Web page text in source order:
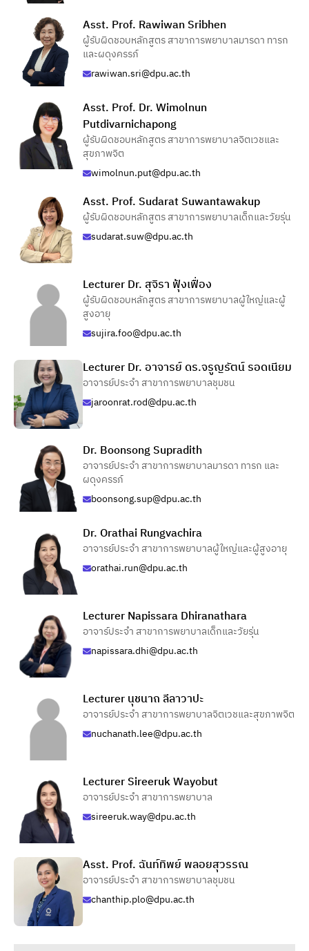
Asst. Prof. Rawiwan Sribhen
ผู้รับผิดชอบหลักสูตร สาขาการพยาบาลมารดา ทารก
และผดุงครรภ์
rawiwan.sri@dpu.ac.th
Asst. Prof. Dr. Wimolnun
Putdivarnichapong
ผู้รับผิดชอบหลักสูตร สาขาการพยาบาลจิตเวชและ
สุขภาพจิต
wimolnun.put@dpu.ac.th
Asst. Prof. Sudarat Suwantawakup
ผู้รับผิดชอบหลักสูตร สาขาการพยาบาลเด็กและวัยรุ่น
sudarat.suw@dpu.ac.th
Lecturer Dr. สุจิรา ฟุ้งเฟื่อง
ผู้รับผิดชอบหลักสูตร สาขาการพยาบาลผู้ใหญ่และผู้
สูงอายุ
sujira.foo@dpu.ac.th
Lecturer Dr. อาจารย์ ดร.จรูญรัตน์ รอดเนียม
อาจารย์ประจำ สาขาการพยาบาลชุมชน
jaroonrat.rod@dpu.ac.th
Dr. Boonsong Supradith
อาจารย์ประจำ สาขาการพยาบาลมารดา ทารก และ
ผดุงครรภ์
boonsong.sup@dpu.ac.th
Dr. Orathai Rungvachira
อาจารย์ประจำ สาขาการพยาบาลผู้ใหญ่และผู้สูงอายุ
orathai.run@dpu.ac.th
Lecturer Napissara Dhiranathara
อาจาร์ประจำ สาขาการพยาบาลเด็กและวัยรุ่น
napissara.dhi@dpu.ac.th
Lecturer นุชนาถ ลีลาวาปะ
อาจารย์ประจำ สาขาการพยาบาลจิตเวชและสุขภาพจิต
nuchanath.lee@dpu.ac.th
Lecturer Sireeruk Wayobut
อาจารย์ประจำ สาขาการพยาบาล
sireeruk.way@dpu.ac.th
Asst. Prof. ฉันท์ทิพย์ พลอยสุวรรณ
อาจารย์ประจำ สาขาการพยาบาลชุมชน
chanthip.plo@dpu.ac.th